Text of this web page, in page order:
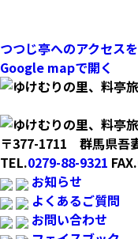
つつじ亭へのアクセス
Google mapで開く
〒377-1711 群馬県吾
TEL.0279-88-9321
お知らせ
よくあるご質問
お問い合わせ